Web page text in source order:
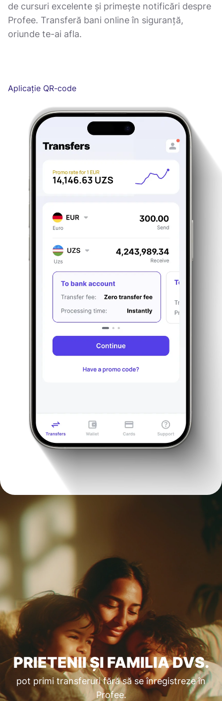
de cursuri excelente și primește notificări despre
Profee. Transferă bani online în siguranță,
oriunde te-ai afla.
Aplicație QR-code
PRIETENII ȘI FAMILIA DVS.
pot primi transferuri fără să se înregistreze în
Profee.